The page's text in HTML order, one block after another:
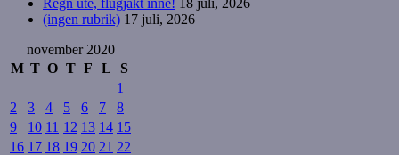
(ingen rubrik) 17 juli, 2026
november 2020
M T O T F L
S
1
2
3 4 5 6 7
8
9
10 11 12 13 14 15
16 17 18 19 20 21 22